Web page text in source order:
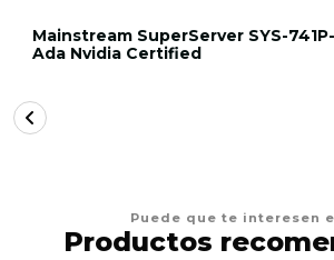
Mainstream SuperServer SYS-
Ada Nvidia Certified
Puede que te interesen
Productos